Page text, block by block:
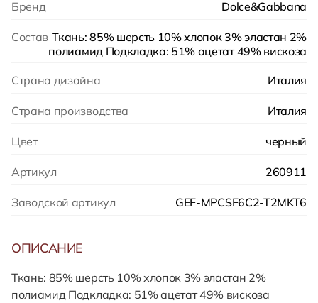
Бренд Dolce&Gabbana
Состав Ткань: 85% шерсть 10% хлопок 3% эластан 2%
полиамид Подкладка: 51% ацетат 49% вискоза
Страна дизайна Италия
Страна производства Италия
Цвет черный
Артикул 260911
Заводской артикул GEF-MPCSF6C2-T2MKT6
ОПИСАНИЕ
Ткань: 85% шерсть 10% хлопок 3% эластан 2%
полиамид Подкладка: 51% ацетат 49% вискоза